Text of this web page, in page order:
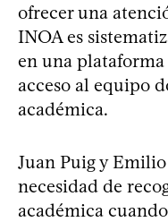
ofrecer una
INOA es
en una
acceso al equipo
académica.
Juan Puig y
necesidad de
académica